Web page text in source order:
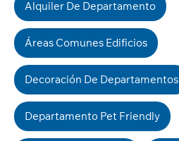
Alquiler De Departamento
Áreas Comunes Edificios
Decoración De Departamentos
Departamento Pet Friendly